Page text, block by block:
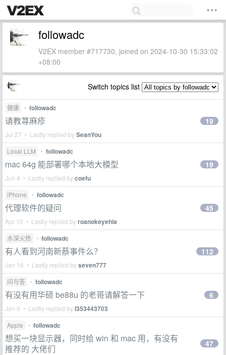
followadc
V2EX member #717730, joined on 2024-10-30 15:33:02
+08:00
Switch topics list
健康 • followadc
请教荨麻疹
Jul 27 • Lastly replied bySeanYou
19
Local LLM • followadc
mac 64g 能部署哪个本地大模型
Jun 4 • Lastly replied bycoefu
19
iPhone • followadc
代理软件的疑问
Apr 10 • Lastly replied byroanokeyehia
45
水深火热 • followadc
有人看到河南新蔡事件么？
Jan 16 • Lastly replied byseven777
112
问与答 • followadc
有没有用华硕 be88u 的老哥请解答一下
Jan 9 • Lastly replied byl353443703
6
Apple • followadc
想买一块显示器，同时给 win 和 mac 用，有没有
推荐的 大佬们
47